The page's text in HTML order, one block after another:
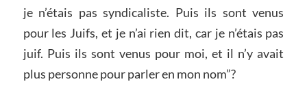
je n’étais pas syndicaliste. Puis ils sont venus
pour les Juifs, et je n’ai rien dit, car je n’étais pas
juif. Puis ils sont venus pour moi, et il n’y avait
plus personne pour parler en mon nom”?